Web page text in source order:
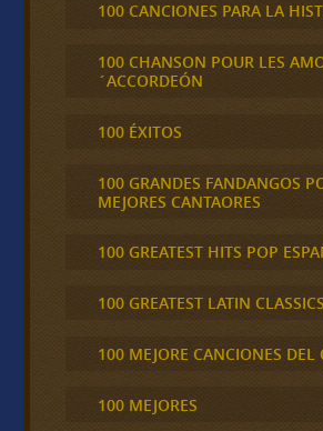
100 CANCIONES PARA LA
100 CHANSON POUR LES
´ACCORDEÓN
100 ÉXITOS
100 GRANDES FANDANGOS
MEJORES CANTAORES
100 GREATEST HITS POP
100 GREATEST LATIN
100 MEJORE CANCIONES DEL
100 MEJORES